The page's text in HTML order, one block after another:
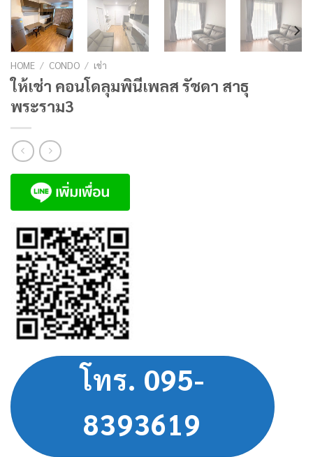
HOME / CONDO / เช่า
ให้เช่า คอนโดลุมพินีเพลส รัชดา สาธุ
พระราม3
โทร. 095-
8393619